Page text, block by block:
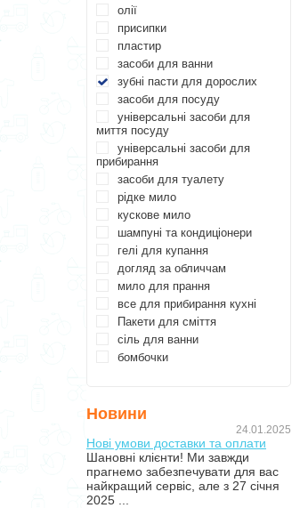
олії
присипки
пластир
засоби для ванни
зубні пасти для дорослих
засоби для посуду
універсальні засоби для
миття посуду
універсальні засоби для
прибирання
засоби для туалету
рідке мило
кускове мило
шампуні та кондиціонери
гелі для купання
догляд за обличчам
мило для прання
все для прибирання кухні
Пакети для сміття
сіль для ванни
бомбочки
Новини
24.01.2025
Нові умови доставки та оплати
Шановні клієнти! Ми завжди
прагнемо забезпечувати для вас
найкращий сервіс, але з 27 січня
2025 ...